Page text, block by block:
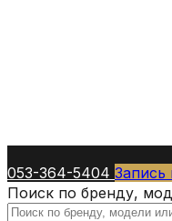
053-364-5404 Запись
Поиск по бренду,